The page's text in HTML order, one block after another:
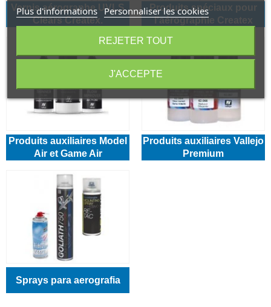
Vernis aérographe UVLS
Clears Createx.
Produits spéciaux pour
l'aérographie Createx
Produits auxiliaires Model
Air et Game Air
Produits auxiliaires Vallejo
Premium
Sprays para aerografia
Plus d'informations Personnaliser les cookies
REJETER TOUT
J'ACCEPTE